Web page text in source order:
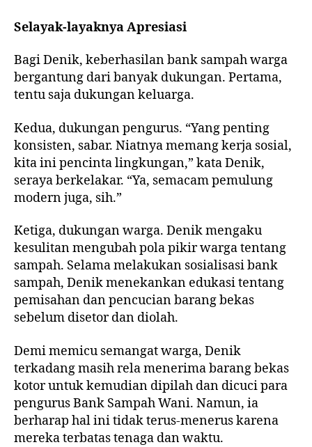
Selayak-layaknya Apresiasi
Bagi Denik, keberhasilan bank sampah warga
bergantung dari banyak dukungan. Pertama,
tentu saja dukungan keluarga.
Kedua, dukungan pengurus. “Yang penting
konsisten, sabar. Niatnya memang kerja sosial,
kita ini pencinta lingkungan,” kata Denik,
seraya berkelakar. “Ya, semacam pemulung
modern juga, sih.”
Ketiga, dukungan warga. Denik mengaku
kesulitan mengubah pola pikir warga tentang
sampah. Selama melakukan sosialisasi bank
sampah, Denik menekankan edukasi tentang
pemisahan dan pencucian barang bekas
sebelum disetor dan diolah.
Demi memicu semangat warga, Denik
terkadang masih rela menerima barang bekas
kotor untuk kemudian dipilah dan dicuci para
pengurus Bank Sampah Wani. Namun, ia
berharap hal ini tidak terus-menerus karena
mereka terbatas tenaga dan waktu.